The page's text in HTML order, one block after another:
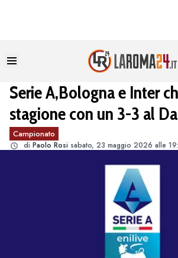
Serie A,Bologna e Inter
stagione con un 3-3 al
Campionato
di Paolo Rosi sabato, 23 maggio 2026 alle